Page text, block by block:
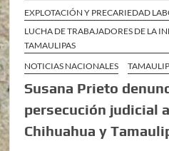
EXPLOTACIÓN Y PRECARIEDAD
LUCHA DE TRABAJADORES DE LA
TAMAULIPAS
NOTICIAS NACIONALES
Susana Prieto
persecución judicial
Chihuahua y